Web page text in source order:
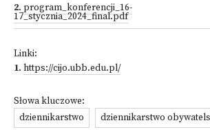
2. program_konferencji_16-
17_stycznia_2024_final.pdf
Linki:
1. https://cijo.ubb.edu.pl/
Słowa kluczowe:
dziennikarstwo
dziennikarstwo